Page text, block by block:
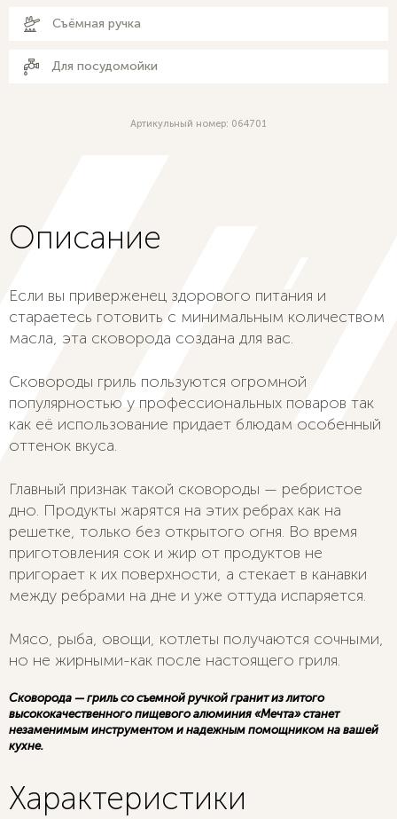
Съёмная ручка
Для посудомойки
Артикульный номер: 064701
Описание
Если вы приверженец здорового питания и
стараетесь готовить с минимальным количеством
масла, эта сковорода создана для вас.
Сковороды гриль пользуются огромной
популярностью у профессиональных поваров так
как её использование придает блюдам особенный
оттенок вкуса.
Главный признак такой сковороды — ребристое
дно. Продукты жарятся на этих ребрах как на
решетке, только без открытого огня. Во время
приготовления сок и жир от продуктов не
пригорает к их поверхности, а стекает в канавки
между ребрами на дне и уже оттуда испаряется.
Мясо, рыба, овощи, котлеты получаются сочными,
но не жирными-как после настоящего гриля.
Сковорода — гриль со съемной ручкой гранит из литого
высококачественного пищевого алюминия «Мечта» станет
незаменимым инструментом и надежным помощником на вашей
кухне.
Характеристики